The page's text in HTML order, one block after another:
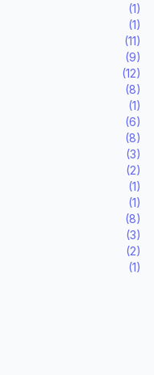
(1)
(1)
(11)
(9)
(12)
(8)
(1)
(6)
(8)
(3)
(2)
(1)
(1)
(8)
(3)
(2)
(1)